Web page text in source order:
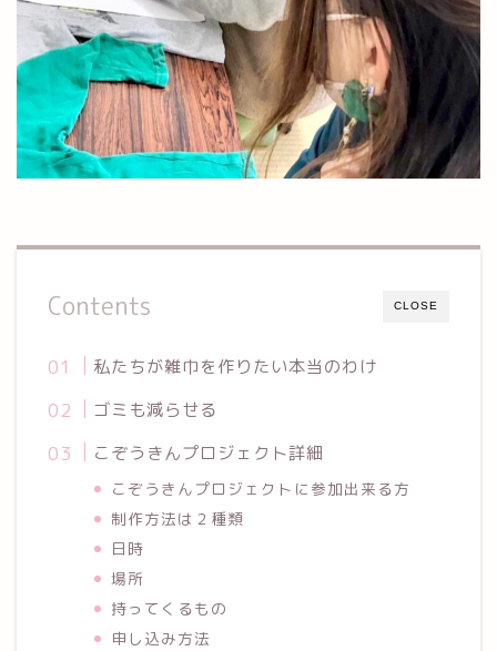
CLOSE
Contents
私たちが雑巾を作りたい本当のわけ
ゴミも減らせる
こぞうきんプロジェクト詳細
こぞうきんプロジェクトに参加出来る方
制作方法は２種類
日時
場所
持ってくるもの
申し込み方法